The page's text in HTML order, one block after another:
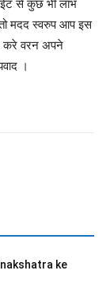
से कुछ भी लाभ
मदद स्वरुप आप इस
करे वरन अपने
।
nakshatra ke